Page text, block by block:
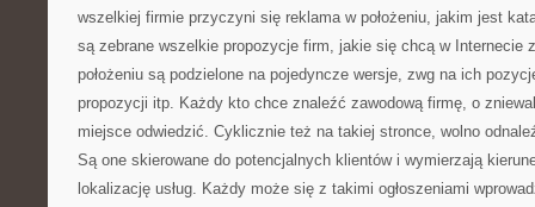
wszelkiej firmie przyczyni się reklama w położeniu, jakim jest
są zebrane wszelkie propozycje firm, jakie się chcą w Internecie
położeniu są podzielone na pojedyncze wersje, zwg na ich
propozycji itp. Każdy kto chce znaleźć zawodową firmę, o
miejsce odwiedzić. Cyklicznie też na takiej stronce, wolno
Są one skierowane do potencjalnych klientów i wymierzają
lokalizację usług. Każdy może się z takimi ogłoszeniami